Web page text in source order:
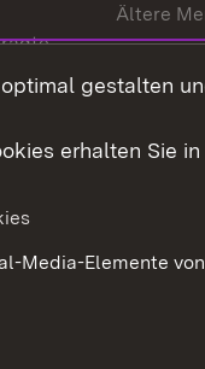
Ältere
gestalten
erhalten Sie
Media-Elemente